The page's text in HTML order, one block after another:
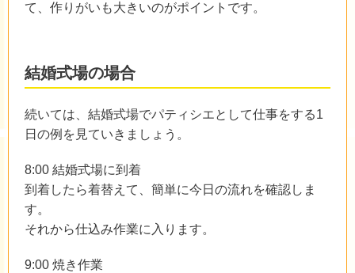
て、作りがいも大きいのがポイントです。
結婚式場の場合
続いては、結婚式場でパティシエとして仕事をする1
日の例を見ていきましょう。
8:00 結婚式場に到着
到着したら着替えて、簡単に今日の流れを確認しま
す。
それから仕込み作業に入ります。
9:00 焼き作業